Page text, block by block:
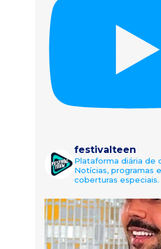
festivalteen
Plataforma diária de
Notícias, programas
coberturas especiais.